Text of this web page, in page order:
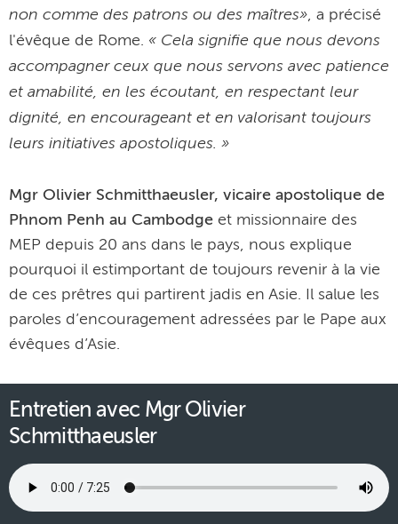
non comme des patrons ou des maîtres», a précisé
l'évêque de Rome. « Cela signifie que nous devons
accompagner ceux que nous servons avec patience
et amabilité, en les écoutant, en respectant leur
dignité, en encourageant et en valorisant toujours
leurs initiatives apostoliques. »
Mgr Olivier Schmitthaeusler, vicaire apostolique de
Phnom Penh au Cambodge et missionnaire des
MEP depuis 20 ans dans le pays, nous explique
pourquoi il estimportant de toujours revenir à la vie
de ces prêtres qui partirent jadis en Asie. Il salue les
paroles d’encouragement adressées par le Pape aux
évêques d’Asie.
Entretien avec Mgr Olivier
Schmitthaeusler